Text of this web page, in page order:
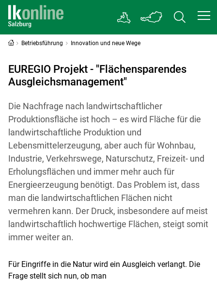
Betriebsführung Innovation und neue Wege
EUREGIO Projekt - "Flächensparendes
Ausgleichsmanagement"
Die Nachfrage nach landwirtschaftlicher
Produktionsfläche ist hoch – es wird Fläche für die
landwirtschaftliche Produktion und
Lebensmittelerzeugung, aber auch für Wohnbau,
Industrie, Verkehrswege, Naturschutz, Freizeit- und
Erholungsflächen und immer mehr auch für
Energieerzeugung benötigt. Das Problem ist, dass
man die landwirtschaftlichen Flächen nicht
vermehren kann. Der Druck, insbesondere auf meist
landwirtschaftlich hochwertige Flächen, steigt somit
immer weiter an.
Für Eingriffe in die Natur wird ein Ausgleich verlangt. Die
Frage stellt sich nun, ob man